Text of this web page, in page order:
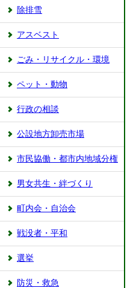
除排雪
アスベスト
ごみ・リサイクル・環境
ペット・動物
行政の相談
公設地方卸売市場
市民協働・都市内地域分権
男女共生・絆づくり
町内会・自治会
戦没者・平和
選挙
防災・救急